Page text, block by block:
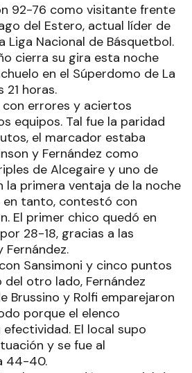
92-76 como visitante frente
del Estero, actual líder de
Liga Nacional de Básquetbol.
cierra su gira esta noche
en el Súperdomo de La
21 horas.
con errores y aciertos
equipos. Tal fue la paridad
el marcador estaba
y Fernández como
de Alcegaire y uno de
la primera ventaja de la noche
en tanto, contestó con
El primer chico quedó en
28-18, gracias a las
Sansimoni y cinco puntos
otro lado, Fernández
Brussino y Rolfi emparejaron
porque el elenco
El local supo
y se fue al
44-40.